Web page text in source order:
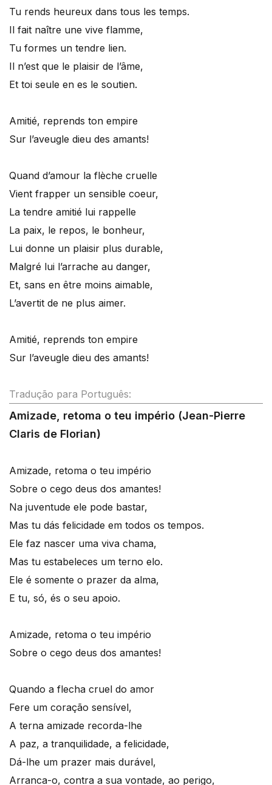
Tu rends heureux dans tous les temps.
Il fait naître une vive flamme,
Tu formes un tendre lien.
Il n’est que le plaisir de l’âme,
Et toi seule en es le soutien.
Amitié, reprends ton empire
Sur l’aveugle dieu des amants!
Quand d’amour la flèche cruelle
Vient frapper un sensible coeur,
La tendre amitié lui rappelle
La paix, le repos, le bonheur,
Lui donne un plaisir plus durable,
Malgré lui l’arrache au danger,
Et, sans en être moins aimable,
L’avertit de ne plus aimer.
Amitié, reprends ton empire
Sur l’aveugle dieu des amants!
Tradução para Português:
Amizade, retoma o teu império (Jean-Pierre
Claris de Florian)
Amizade, retoma o teu império
Sobre o cego deus dos amantes!
Na juventude ele pode bastar,
Mas tu dás felicidade em todos os tempos.
Ele faz nascer uma viva chama,
Mas tu estabeleces um terno elo.
Ele é somente o prazer da alma,
E tu, só, és o seu apoio.
Amizade, retoma o teu império
Sobre o cego deus dos amantes!
Quando a flecha cruel do amor
Fere um coração sensível,
A terna amizade recorda-lhe
A paz, a tranquilidade, a felicidade,
Dá-lhe um prazer mais durável,
Arranca-o, contra a sua vontade, ao perigo,